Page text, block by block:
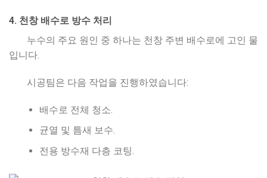
4. 천창 배수로 방수 처리
누수의 주요 원인 중 하나는 천창 주변 배수로에 고인 물
입니다.
시공팀은 다음 작업을 진행하였습니다:
배수로 전체 청소.
균열 및 틈새 보수.
전용 방수재 다층 코팅.